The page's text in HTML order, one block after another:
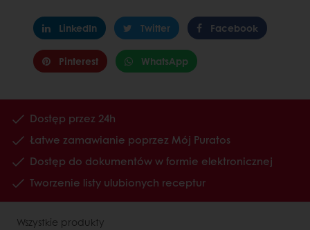
LinkedIn Twitter Facebook
Pinterest WhatsApp
Dostęp przez 24h
Łatwe zamawianie poprzez Mój Puratos
Dostęp do dokumentów w formie elektronicznej
Tworzenie listy ulubionych receptur
Wszystkie produkty